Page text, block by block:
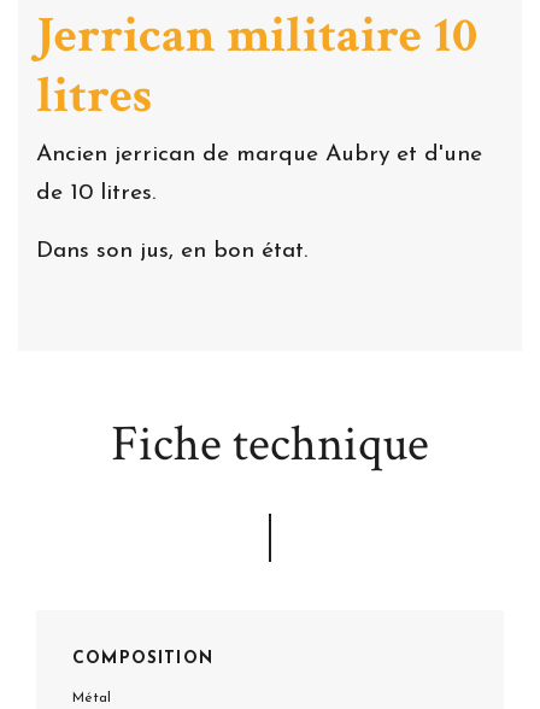
Jerrican militaire 10
litres
Ancien jerrican de marque Aubry et d'une
de 10 litres.
Dans son jus, en bon état.
Fiche technique
COMPOSITION
Métal